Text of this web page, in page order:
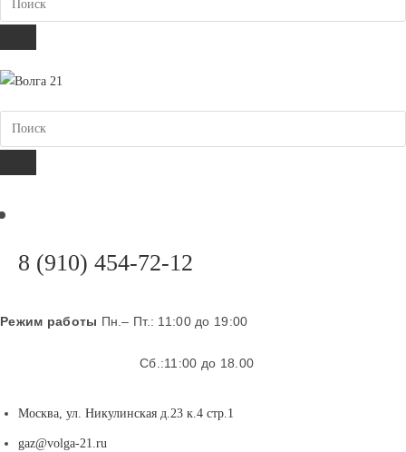
Поиск
8 (910) 454-72-12
приложении
Режим работы Пн.– Пт.: 11:00 до 19:00
Сб.:11:00 до 18.00
Москва, ул. Никулинская д.23 к.4 стр.1
gaz@volga-21.ru